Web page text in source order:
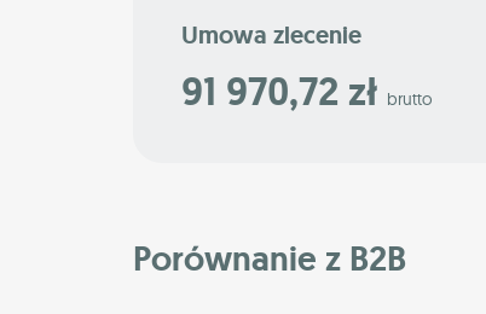
Umowa zlecenie
91 970,72 zł brutto
Porównanie z B2B